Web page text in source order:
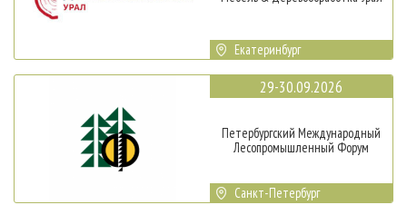
Екатеринбург
29-30.09.2026
Петербургский Международный
Лесопромышленный Форум
Санкт-Петербург